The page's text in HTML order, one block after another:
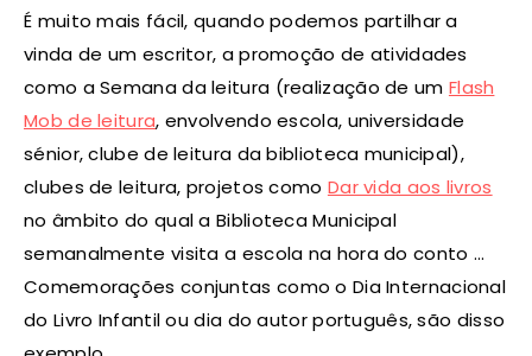
É muito mais fácil, quando podemos partilhar a
vinda de um escritor, a promoção de atividades
como a Semana da leitura (realização de um Flash
Mob de leitura, envolvendo escola, universidade
sénior, clube de leitura da biblioteca municipal),
clubes de leitura, projetos como Dar vida aos livros
no âmbito do qual a Biblioteca Municipal
semanalmente visita a escola na hora do conto …
Comemorações conjuntas como o Dia Internacional
do Livro Infantil ou dia do autor português, são disso